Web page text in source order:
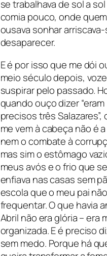
se trabalhava de sol a
comia pouco, onde quem
ousava sonhar
desaparecer.
E é por isso que me dói
meio século depois,
suspirar pelo passado.
quando ouço dizer “eram
precisos três Salazares”,
me vem à cabeça não é
nem o combate à
mas sim o estômago
meus avós e o frio que se
enfiava nas casas sem
escola que o meu pai
frequentar. O que havia
Abril não era glória – era
organizada. E é preciso
sem medo. Porque há